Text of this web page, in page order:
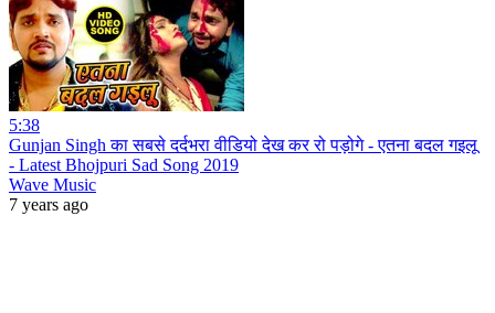
5:38
Gunjan Singh का सबसे दर्दभरा वीडियो देख कर रो पड़ोगे - एतना बदल गइलू
- Latest Bhojpuri Sad Song 2019
Wave Music
7 years ago